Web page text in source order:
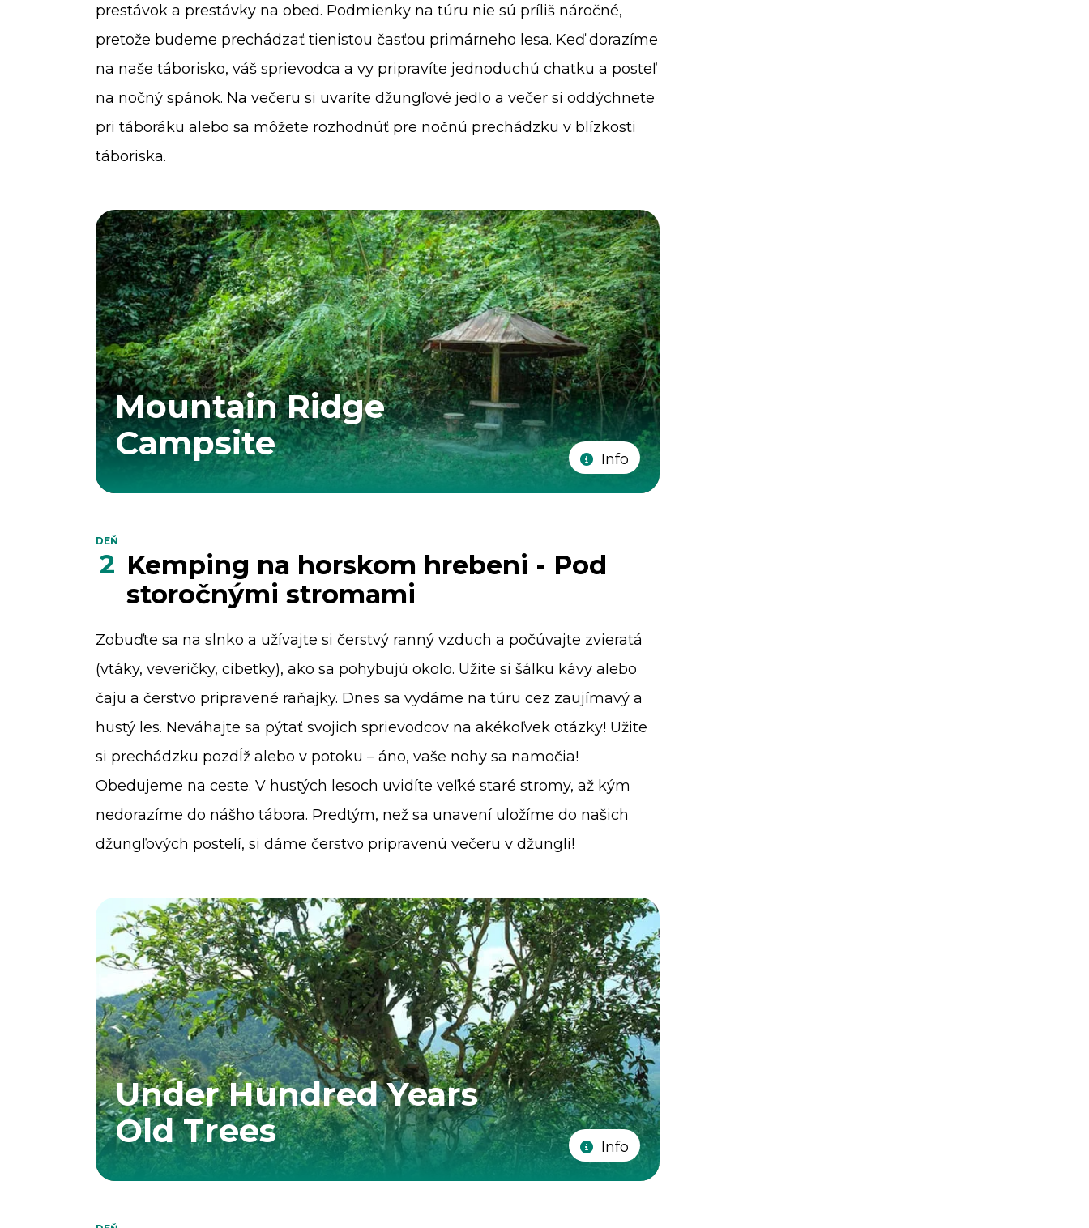
prestávok a prestávky na obed. Podmienky na túru nie sú príliš náročné,
pretože budeme prechádzať tienistou časťou primárneho lesa. Keď dorazíme
na naše táborisko, váš sprievodca a vy pripravíte jednoduchú chatku a posteľ
na nočný spánok. Na večeru si uvaríte džungľové jedlo a večer si oddýchnete
pri táboráku alebo sa môžete rozhodnúť pre nočnú prechádzku v blízkosti
táboriska.
Mountain Ridge
Campsite
Info
DEŇ
2 Kemping na horskom hrebeni - Pod
storočnými stromami
Zobuďte sa na slnko a užívajte si čerstvý ranný vzduch a počúvajte zvieratá
(vtáky, veveričky, cibetky), ako sa pohybujú okolo. Užite si šálku kávy alebo
čaju a čerstvo pripravené raňajky. Dnes sa vydáme na túru cez zaujímavý a
hustý les. Neváhajte sa pýtať svojich sprievodcov na akékoľvek otázky! Užite
si prechádzku pozdĺž alebo v potoku – áno, vaše nohy sa namočia!
Obedujeme na ceste. V hustých lesoch uvidíte veľké staré stromy, až kým
nedorazíme do nášho tábora. Predtým, než sa unavení uložíme do našich
džungľových postelí, si dáme čerstvo pripravenú večeru v džungli!
Under Hundred Years
Old Trees
Info